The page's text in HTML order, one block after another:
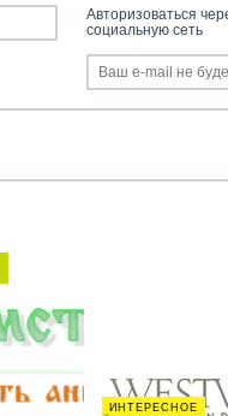
Авторизоваться
социальную сеть
ИНТЕРЕСНОЕ